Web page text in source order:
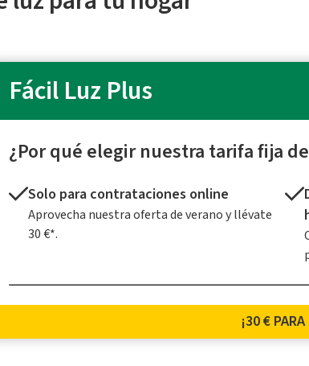
Fácil Luz Plus
¿Por qué elegir nuestra tarifa fija
Solo para contrataciones online
Aprovecha nuestra oferta de verano y llévate
30 €*.
¡30 €